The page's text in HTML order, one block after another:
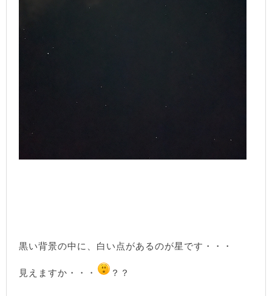
黒い背景の中に、白い点があるのが星です・・・
見えますか・・・ ？？